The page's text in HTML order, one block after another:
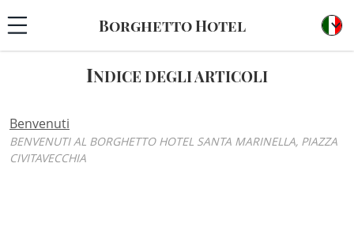
Borghetto Hotel
INDICE DEGLI ARTICOLI
Benvenuti
BENVENUTI AL BORGHETTO HOTEL SANTA MARINELLA, PIAZZA
CIVITAVECCHIA